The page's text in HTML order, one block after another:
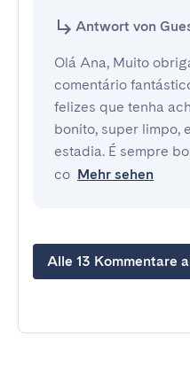
Antwort von
Olá Ana, Muito
comentário
felizes que tenha
bonito, super limpo,
estadia. É sempre
co Mehr sehen
Alle 13 Kommentare